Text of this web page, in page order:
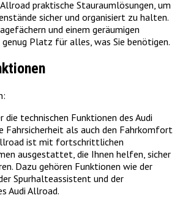
praktische Stauraumlösungen, um
sicher und organisiert zu halten.
und einem geräumigen
Platz für alles, was Sie benötigen.
die technischen Funktionen des Audi
Fahrsicherheit als auch den Fahrkomfort
ist mit fortschrittlichen
ausgestattet, die Ihnen helfen, sicher
Dazu gehören Funktionen wie der
Spurhalteassistent und der
Audi Allroad.